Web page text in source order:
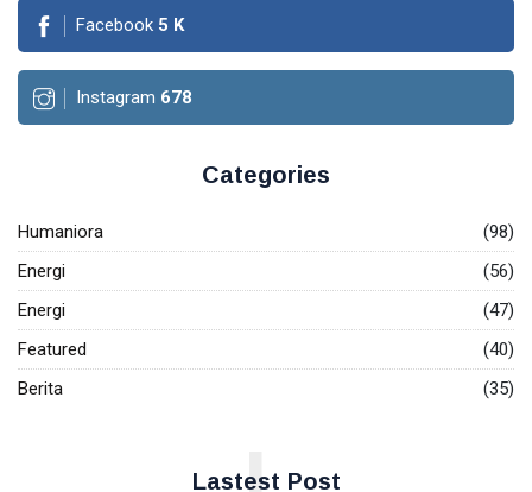
Facebook 5 K
Instagram 678
Categories
Humaniora
(98)
Energi
(56)
Energi
(47)
Featured
(40)
Berita
(35)
Lastest Post